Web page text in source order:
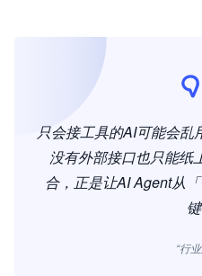
只会接工具的AI可能会
没有外部接口也只能纸
合，正是让AI Agent从
键
“行